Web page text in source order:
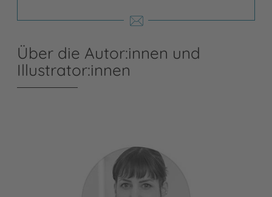
Über die Autor:innen und
Illustrator:innen